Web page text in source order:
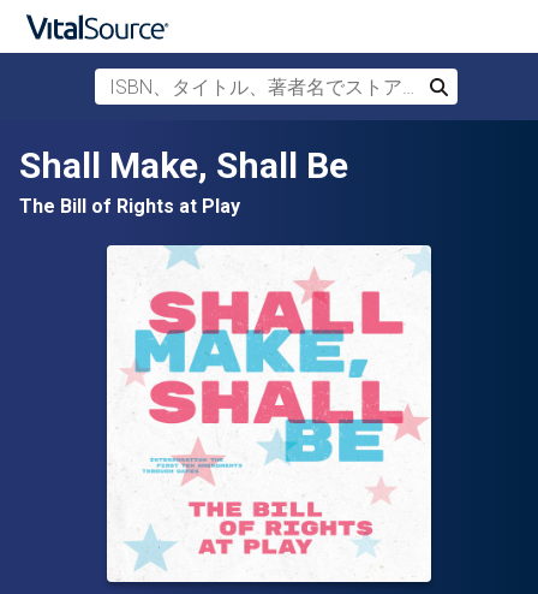
メインコンテンツへスキップ
ISBN、タイトル、著者名でストアを検索
検索
Shall Make, Shall Be
The Bill of Rights at Play